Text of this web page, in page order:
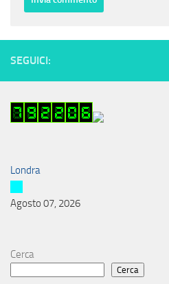
SEGUICI:
Londra
Agosto 07, 2026
Cerca
Cerca